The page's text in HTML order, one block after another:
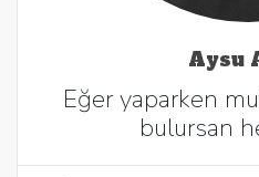
Aysu
Eğer yaparken
bulursan